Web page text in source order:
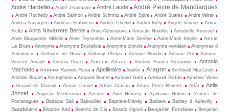
André Hardellet André Jeanmaire André Laude André Pieyre de Mandiargues
André Rochedy André Salmon André Schmitz André Spire André Suarès
André Velter
Andrea Navagero
Andréas Embiricos Andrée Chedid Andreï Biély Angèle Vannier
Anise
Koltz
Anita Navarrete Berbel Anna Akhmatova Anna de Noailles
Annabelle Roussel
Anne Marguerite Milleliri
Anne Teyssiéras Anne-Marie Derèse Anne-Marie Kegels
Annie
Le Brun
Anonyme Anonyme Bruxellois Anonyme chinois Anonyme vendéen
Anonymes d
Andalousie
Anthoine de Guise Anthony Phelps Antoine Blondin Antoine Pol
Antoine-
Vincent Arnault
Antonia Pozzi Antonin Artaud António Franco Alexandre
Antonio
Machado
António Ramos Rosa Apollinaire Apulée Aragon
Archibald MacLeish
Aristide Bruant
Aristophane Armand Bemer Armand Gatti Armand Robin
Arménio Vieira
Arnaud de Mareuil
Arnaut Daniel Arthur Cravan Arturo Perez-Reverte Attâr
Attila
József
Augusto Monterroso Ausone Axel Hémery Ayukawa Nobuo
Azalaïs de
Porcairagues
Babacar Sall Babouillec Baptiste-Marrey Barbara Barbey d Aurevilly
Baudelaire Béatrice Kad Beatritz de Dia Beatriz Vignoli Benjamin Fondane
Benjamin